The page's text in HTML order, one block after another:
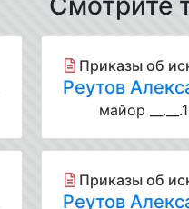
Приказы об
Реутов
майор
Приказы об
Реутов